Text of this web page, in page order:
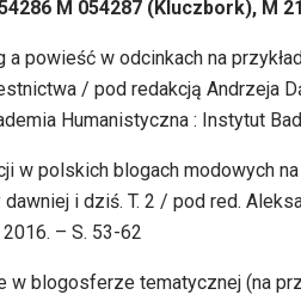
M 054287 (Kluczbork), M
a powieść w odcinkach na
/ pod redakcją Andrzeja
Humanistyczna : Instytut
w polskich blogach modowych
i dziś. T. 2 / pod red.
– S. 53-62
w blogosferze tematycznej (na